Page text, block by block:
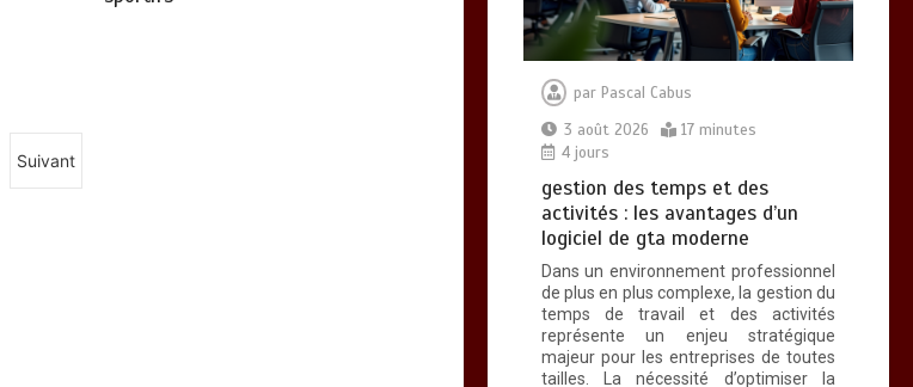
Suivant
par Pascal Cabus
3 août 2026
17 minutes
4 jours
gestion des temps et des
activités : les avantages d’un
logiciel de gta moderne
Dans un environnement professionnel
de plus en plus complexe, la gestion du
temps de travail et des activités
représente un enjeu stratégique
majeur pour les entreprises de toutes
tailles. La nécessité d’optimiser la